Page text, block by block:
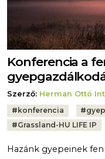
Konferencia a
Szerző: Herman Ottó
Tags:
# konferencia #
#Grassland-HU LIFE IP
Hazánk gyepeinek